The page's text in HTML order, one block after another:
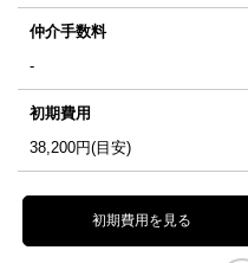
仲介手数料
-
初期費用
38,200円(目安)
初期費用を見る